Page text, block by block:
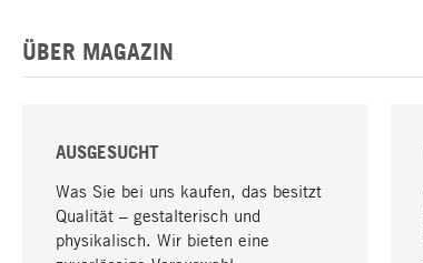
ÜBER MAGAZIN
AUSGESUCHT
Was Sie bei uns kaufen, das besitzt
Qualität – gestalterisch und
physikalisch. Wir bieten eine